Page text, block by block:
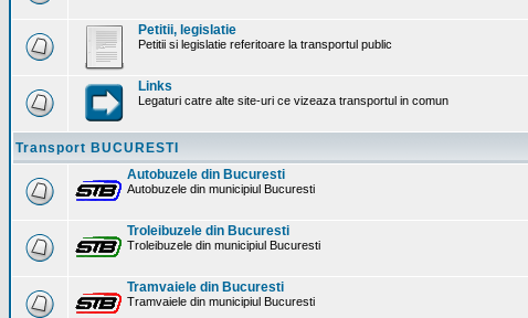
Petitii, legislatie
Petitii si legislatie referitoare la transportul public
Links
Legaturi catre alte site-uri ce vizeaza transportul in comun
Transport BUCURESTI
Autobuzele din Bucuresti
Autobuzele din municipiul Bucuresti
Troleibuzele din Bucuresti
Troleibuzele din municipiul Bucuresti
Tramvaiele din Bucuresti
Tramvaiele din municipiul Bucuresti